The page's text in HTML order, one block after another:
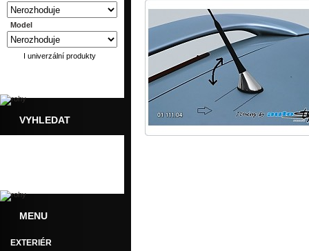
Model
I univerzální produkty
VYHLEDAT
MENU
EXTERIÉR